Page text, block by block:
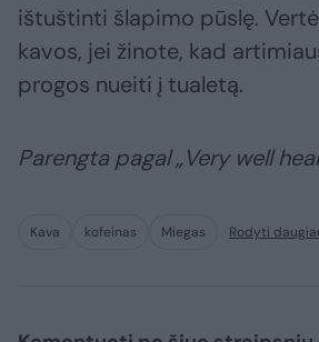
ištuštinti šlapimo pūslę.
kavos, jei žinote, kad
progos nueiti į tualetą.
Parengta pagal „Very well
Kava kofeinas Miegas Rodyti